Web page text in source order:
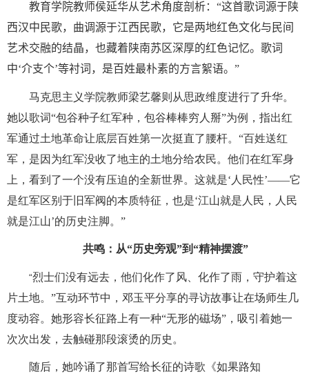
教育学院教师侯延华从艺术角度剖析：“这首歌词源于陕
西汉中民歌，曲调源于江西民歌，它是两地红色文化与民间
艺术交融的结晶，也藏着陕南苏区深厚的红色记忆。歌词
中‘介支个’等衬词，是百姓最朴素的方言絮语。”
马克思主义学院教师梁艺馨则从思政维度进行了升华。
她以歌词“包谷种子红军种，包谷棒棒穷人掰”为例，指出红
军通过土地革命让底层百姓第一次挺直了腰杆。“百姓送红
军，是因为红军没收了地主的土地分给农民。他们在红军身
上，看到了一个没有压迫的全新世界。这就是‘人民性’——它
是红军区别于旧军阀的本质特征，也是‘江山就是人民，人民
就是江山’的历史注脚。”
共鸣：从“历史旁观”到“精神摆渡”
“烈士们没有远去，他们化作了风、化作了雨，守护着这
片土地。”互动环节中，邓玉平分享的寻访故事让在场师生几
度动容。她形容长征路上有一种“无形的磁场”，吸引着她一
次次出发，去触碰那段滚烫的历史。
随后，她吟诵了那首写给长征的诗歌《如果路知